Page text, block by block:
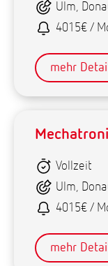
Ulm,
4015€ /
mehr
Vollzeit
Ulm,
4015€ /
mehr